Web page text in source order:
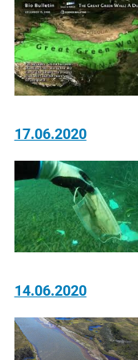
17.06.2020
14.06.2020